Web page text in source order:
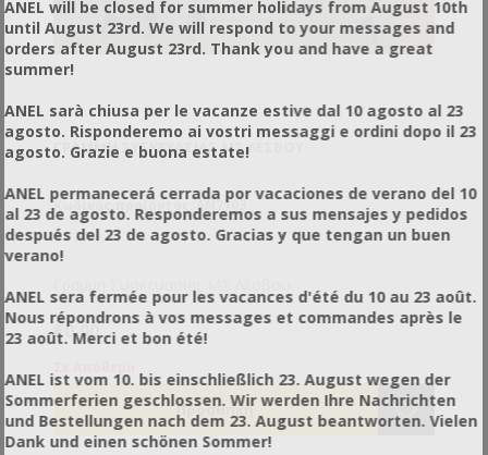
ΓΡΑΜΜΉ ΣΥΣΚΕΥΑΣΊΑΣ ΜΣ ΛΈΣΒΟΥ
Κωδικός προϊόντος: AN7103
€0,00
ANEL will be closed for summer holidays from August 10th
until August 23rd. We will respond to your messages and
orders after August 23rd. Thank you and have a great
summer!
ANEL sarà chiusa per le vacanze estive dal 10 agosto al 23
agosto. Risponderemo ai vostri messaggi e ordini dopo il 23
agosto. Grazie e buona estate!
ANEL permanecerá cerrada por vacaciones de verano del 10
al 23 de agosto. Responderemos a sus mensajes y pedidos
después del 23 de agosto. Gracias y que tengan un buen
verano!
ANEL sera fermée pour les vacances d'été du 10 au 23 août.
Nous répondrons à vos messages et commandes après le
23 août. Merci et bon été!
ANEL ist vom 10. bis einschließlich 23. August wegen der
Sommerferien geschlossen. Wir werden Ihre Nachrichten
und Bestellungen nach dem 23. August beantworten. Vielen
Dank und einen schönen Sommer!